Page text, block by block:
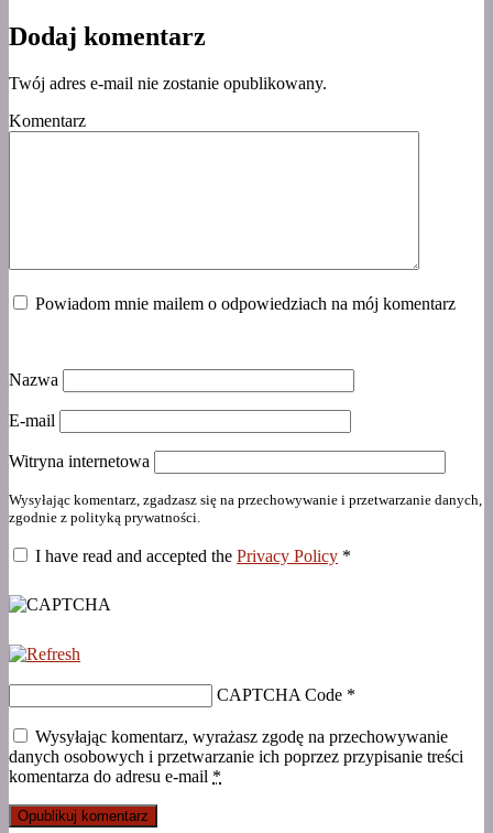
Dodaj komentarz
Twój adres e-mail nie zostanie opublikowany.
Komentarz
Powiadom mnie mailem o odpowiedziach na mój komentarz
Nazwa
E-mail
Witryna internetowa
Wysyłając komentarz, zgadzasz się na przechowywanie i przetwarzanie danych,
zgodnie z polityką prywatności.
I have read and accepted the Privacy Policy *
CAPTCHA Code *
Wysyłając komentarz, wyrażasz zgodę na przechowywanie
danych osobowych i przetwarzanie ich poprzez przypisanie treści
komentarza do adresu e-mail *